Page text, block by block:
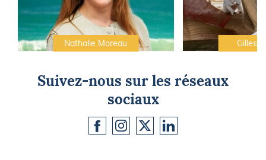
Nathalie Moreau Gilles
Suivez-nous sur les réseaux
sociaux